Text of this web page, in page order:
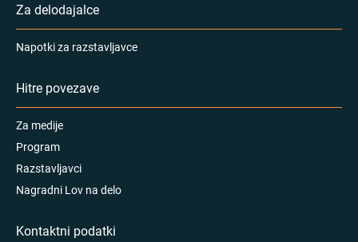
Za delodajalce
Napotki za razstavljavce
Hitre povezave
Za medije
Program
Razstavljavci
Nagradni Lov na delo
Kontaktni podatki